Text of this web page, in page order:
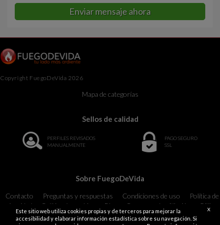
Enviar mensaje ahora
Copyright FuegoDeVida 2026
Mapa de categorías
Sellos de calidad
PERFILES REVISADOS
MANUALMENTE
PAGO SEGURO
SSL
Sobre FuegoDeVida
Contacto Preguntas y respuestas Condiciones de uso
Política de
privacidad
Política de cookies Blog Programa de afiliación
Billing
Support
18 U.S.C. 2257 Record-Keeping Requirements Compliance
Este sitio web utiliza cookies propias y de terceros para mejorar la
accesibilidad y elaborar información estadística sobre su navegación. Si
X